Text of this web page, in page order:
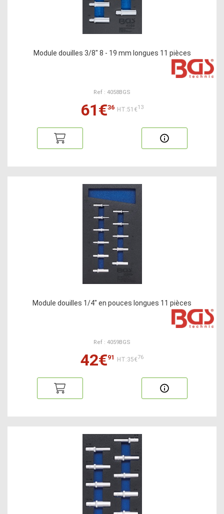
Module douilles 3/8" 8 - 19 mm longues 11 pièces
Ref : 4058BGS
61€36 HT:51€13
Module douilles 1/4" en pouces longues 11 pièces
Ref : 4059BGS
42€91 HT:35€76